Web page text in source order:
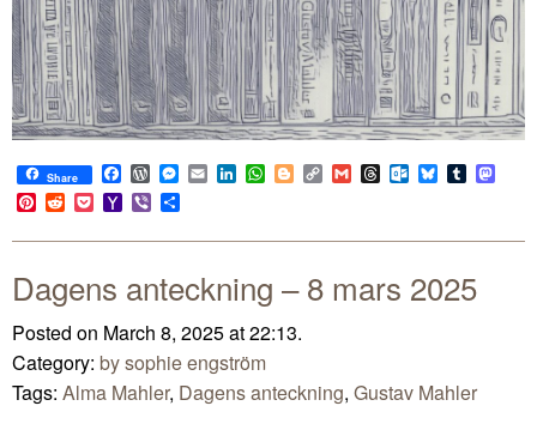
Share Facebook
WordPress
Messenger
EmailLinkedIn
WhatsApp
BloggerCopy
Link
GmailThreadsOutlook.com
BlueskyTumblr
Pinterest
RedditPocketYahoo
Mail
Viber
Dagens anteckning – 8 mars 2025
Posted on March 8, 2025 at 22:13.
Category: by sophie engström
Tags: Alma Mahler, Dagens anteckning, Gustav Mahler